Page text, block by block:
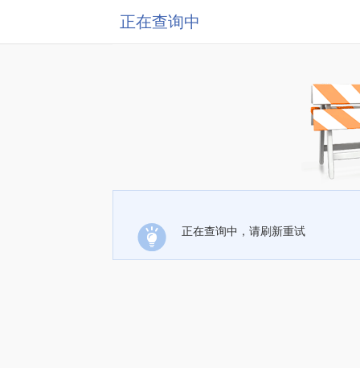
正在查询中
正在查询中，请刷新重试